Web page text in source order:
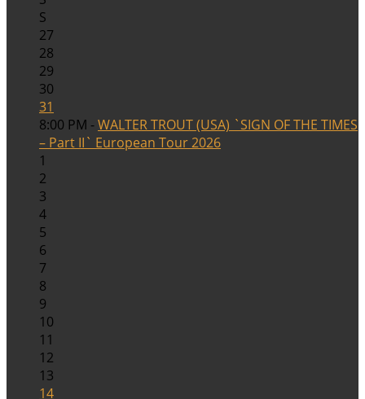
S
27
28
29
30
31
8:00 PM -WALTER TROUT (USA) `SIGN OF THE TIMES
– Part II` European Tour 2026
1
2
3
4
5
6
7
8
9
10
11
12
13
14